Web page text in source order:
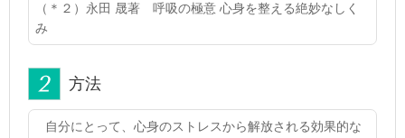
（＊２）永田 晟著 呼吸の極意 心身を整える絶妙なしく
み
方法
自分にとって、心身のストレスから解放される効果的な